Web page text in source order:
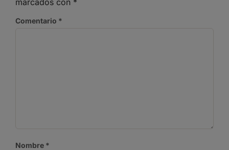
marcados con *
Comentario *
Nombre *